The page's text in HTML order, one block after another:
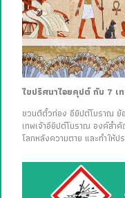
ไขปริศนาไอยคุปต์ กับ 7 เ
ชวนตีตั๋วท่อง อียิปต์โบราณ ย้
เทพเจ้าอียิปต์โบราณ องค์สำ
โลกหลังความตาย และทำให้